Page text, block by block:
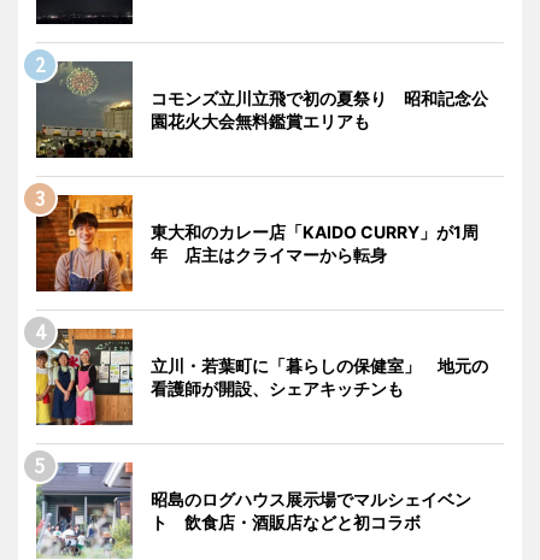
コモンズ立川立飛で初の夏祭り 昭和記念公
園花火大会無料鑑賞エリアも
東大和のカレー店「KAIDO CURRY」が1周
年 店主はクライマーから転身
立川・若葉町に「暮らしの保健室」 地元の
看護師が開設、シェアキッチンも
昭島のログハウス展示場でマルシェイベン
ト 飲食店・酒販店などと初コラボ